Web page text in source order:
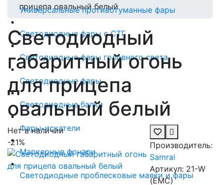
Универсальные противотуманные фары
Светодиодные фары с СТГ
Светодиодные фары головного света
Светодиодные фары
Светодиодные балки
Фары-искатели
Маркерные фонари
Светодиодные проблесковые маяки и фары
прицепа овальный белый
Светодиодный
габаритный огонь
для прицепа
овальный белый
Нет в наличии
-21%
Производитель:
Samrai
Артикул: 21-W
(EMC)